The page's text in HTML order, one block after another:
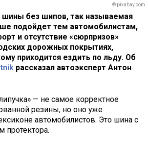
© pixabay.com
шины без шипов, так называемая
подойдет тем автомобилистам,
и отсутствие «сюрпризов»
дорожных покрытиях,
приходится ездить по льду. Об
рассказал автоэксперт Антон
— не самое корректное
резины, но оно уже
автомобилистов. Это шина с
протектора.